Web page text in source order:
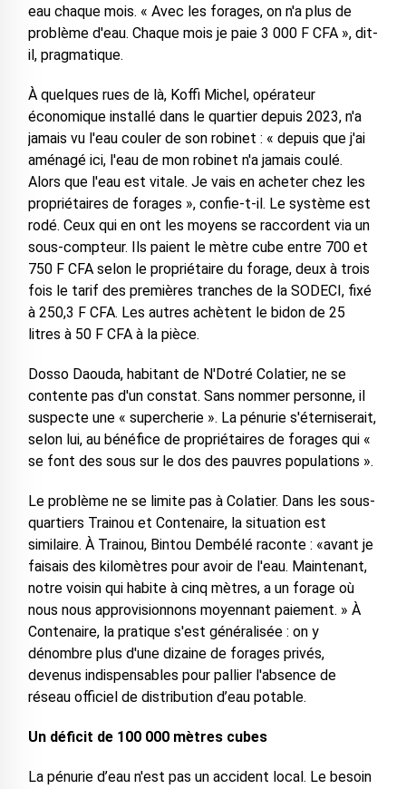
eau chaque mois. « Avec les forages, on n'a plus de
problème d'eau. Chaque mois je paie 3 000 F CFA », dit-
il, pragmatique.
À quelques rues de là, Koffi Michel, opérateur
économique installé dans le quartier depuis 2023, n'a
jamais vu l'eau couler de son robinet : « depuis que j'ai
aménagé ici, l'eau de mon robinet n'a jamais coulé.
Alors que l'eau est vitale. Je vais en acheter chez les
propriétaires de forages », confie-t-il. Le système est
rodé. Ceux qui en ont les moyens se raccordent via un
sous-compteur. Ils paient le mètre cube entre 700 et
750 F CFA selon le propriétaire du forage, deux à trois
fois le tarif des premières tranches de la SODECI, fixé
à 250,3 F CFA. Les autres achètent le bidon de 25
litres à 50 F CFA à la pièce.
Dosso Daouda, habitant de N'Dotré Colatier, ne se
contente pas d'un constat. Sans nommer personne, il
suspecte une « supercherie ». La pénurie s'éterniserait,
selon lui, au bénéfice de propriétaires de forages qui «
se font des sous sur le dos des pauvres populations ».
Le problème ne se limite pas à Colatier. Dans les sous-
quartiers Trainou et Contenaire, la situation est
similaire. À Trainou, Bintou Dembélé raconte : «avant je
faisais des kilomètres pour avoir de l'eau. Maintenant,
notre voisin qui habite à cinq mètres, a un forage où
nous nous approvisionnons moyennant paiement. » À
Contenaire, la pratique s'est généralisée : on y
dénombre plus d'une dizaine de forages privés,
devenus indispensables pour pallier l'absence de
réseau officiel de distribution d’eau potable.
Un déficit de 100 000 mètres cubes
La pénurie d’eau n'est pas un accident local. Le besoin